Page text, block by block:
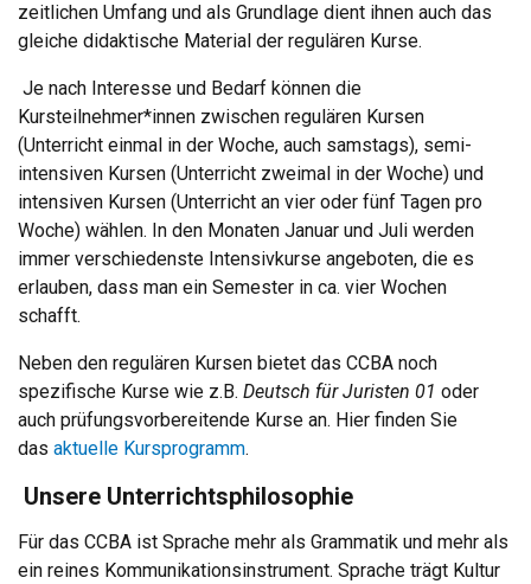
zeitlichen Umfang und als Grundlage dient ihnen auch das
gleiche didaktische Material der regulären Kurse.
Je nach Interesse und Bedarf können die
Kursteilnehmer*innen zwischen regulären Kursen
(Unterricht einmal in der Woche, auch samstags), semi-
intensiven Kursen (Unterricht zweimal in der Woche) und
intensiven Kursen (Unterricht an vier oder fünf Tagen pro
Woche) wählen. In den Monaten Januar und Juli werden
immer verschiedenste Intensivkurse angeboten, die es
erlauben, dass man ein Semester in ca. vier Wochen
schafft.
Neben den regulären Kursen bietet das CCBA noch
spezifische Kurse wie z.B. Deutsch für Juristen 01 oder
auch prüfungsvorbereitende Kurse an. Hier finden Sie
das aktuelle Kursprogramm.
Unsere Unterrichtsphilosophie
Für das CCBA ist Sprache mehr als Grammatik und mehr als
ein reines Kommunikationsinstrument. Sprache trägt Kultur